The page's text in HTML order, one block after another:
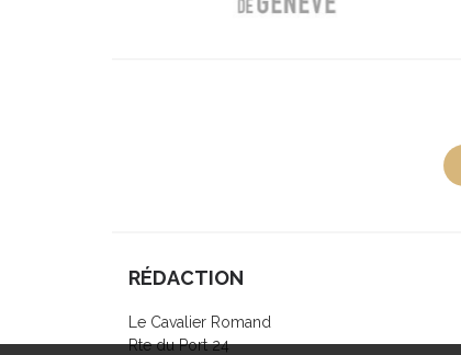
RÉDACTION
Le Cavalier Romand
Rte du Port 24